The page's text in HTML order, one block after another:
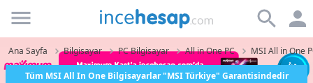
Incehesap
Ana Sayfa Bilgisayar PC Bilgisayar All in One PC MSI All in One
Tüm MSI All In One Bilgisayarlar "MSI Türkiye" Garantisindedir